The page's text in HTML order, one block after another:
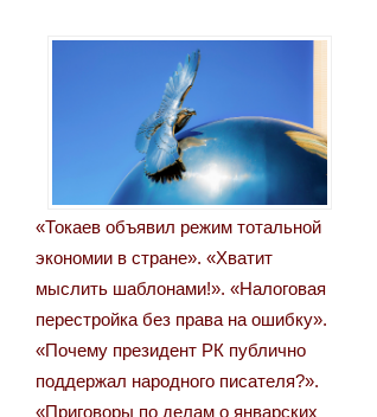
«Токаев объявил режим тотальной
экономии в стране». «Хватит
мыслить шаблонами!». «Налоговая
перестройка без права на ошибку».
«Почему президент РК публично
поддержал народного писателя?».
«Приговоры по делам о январских